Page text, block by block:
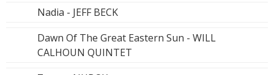
Nadia - JEFF BECK
Dawn Of The Great Eastern Sun - WILL
CALHOUN QUINTET